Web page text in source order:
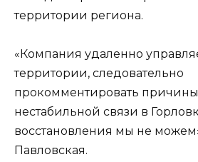
территории региона.
«Компания удаленно
территории, следовательно
прокомментировать
нестабильной связи в
восстановления мы не
Павловская.